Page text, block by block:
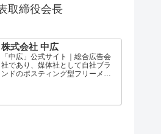
取締役会長
株式会社 中広
「中広」公式サイト｜総合広告会
社であり、媒体社として自社ブラ
ンドのポスティング型フリーメデ